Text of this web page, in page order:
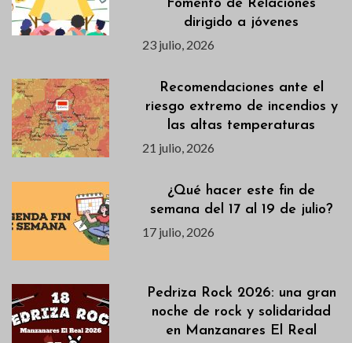
Fomento de Relaciones
dirigido a jóvenes
23 julio, 2026
Recomendaciones ante el
riesgo extremo de incendios y
las altas temperaturas
21 julio, 2026
¿Qué hacer este fin de
semana del 17 al 19 de julio?
17 julio, 2026
Pedriza Rock 2026: una gran
noche de rock y solidaridad
en Manzanares El Real